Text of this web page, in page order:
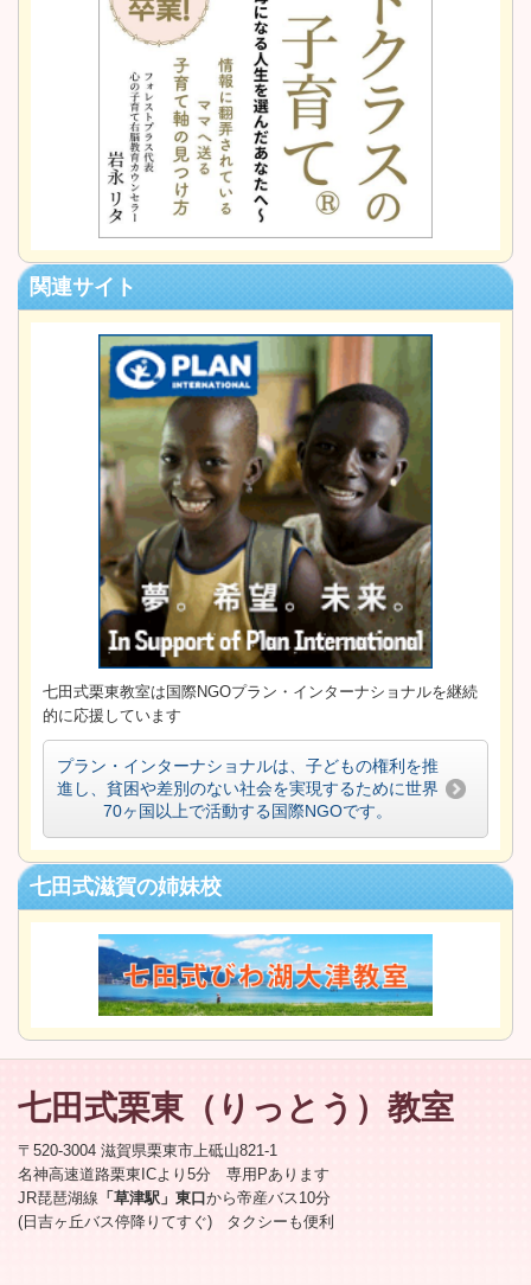
関連サイト
七田式栗東教室は国際NGOプラン・インターナショナルを継続
的に応援しています
プラン・インターナショナルは、子どもの権利を推
進し、貧困や差別のない社会を実現するために世界
70ヶ国以上で活動する国際NGOです。
七田式滋賀の姉妹校
七田式栗東 （りっとう） 教室
〒520-3004 滋賀県栗東市上砥山821-1
名神高速道路栗東ICより5分 専用Pあります
JR琵琶湖線 「草津駅」東口から帝産バス10分
(日吉ヶ丘バス停降りてすぐ) タクシーも便利